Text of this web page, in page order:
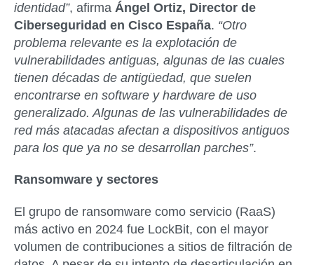
identidad”, afirma Ángel Ortiz, Director de
Ciberseguridad en Cisco España. “Otro
problema relevante es la explotación de
vulnerabilidades antiguas, algunas de las cuales
tienen décadas de antigüedad, que suelen
encontrarse en software y hardware de uso
generalizado. Algunas de las vulnerabilidades de
red más atacadas afectan a dispositivos antiguos
para los que ya no se desarrollan parches”.
Ransomware y sectores
El grupo de ransomware como servicio (RaaS)
más activo en 2024 fue LockBit, con el mayor
volumen de contribuciones a sitios de filtración de